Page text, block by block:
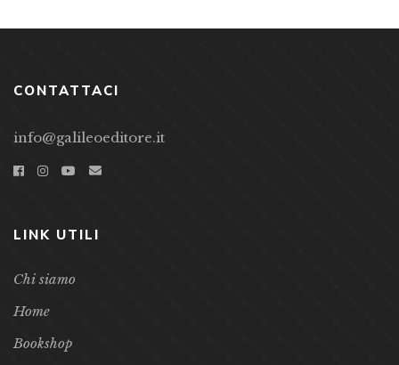
CONTATTACI
info@galileoeditore.it
LINK UTILI
Chi siamo
Home
Bookshop